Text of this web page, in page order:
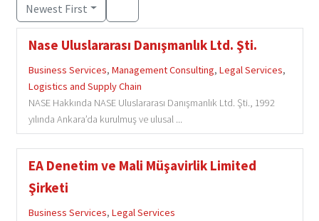
Newest First
Nase Uluslararası Danışmanlık Ltd. Şti.
Business Services, Management Consulting, Legal Services,
Logistics and Supply Chain
NASE Hakkında NASE Uluslararası Danışmanlık Ltd. Şti., 1992
yılında Ankara’da kurulmuş ve ulusal ...
EA Denetim ve Mali Müşavirlik Limited
Şirketi
Business Services, Legal Services